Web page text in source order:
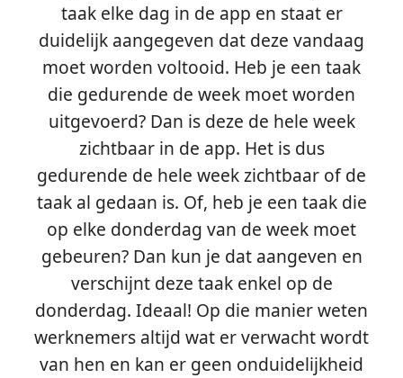
taak elke dag in de app en staat er
duidelijk aangegeven dat deze vandaag
moet worden voltooid. Heb je een taak
die gedurende de week moet worden
uitgevoerd? Dan is deze de hele week
zichtbaar in de app. Het is dus
gedurende de hele week zichtbaar of de
taak al gedaan is. Of, heb je een taak die
op elke donderdag van de week moet
gebeuren? Dan kun je dat aangeven en
verschijnt deze taak enkel op de
donderdag. Ideaal! Op die manier weten
werknemers altijd wat er verwacht wordt
van hen en kan er geen onduidelijkheid